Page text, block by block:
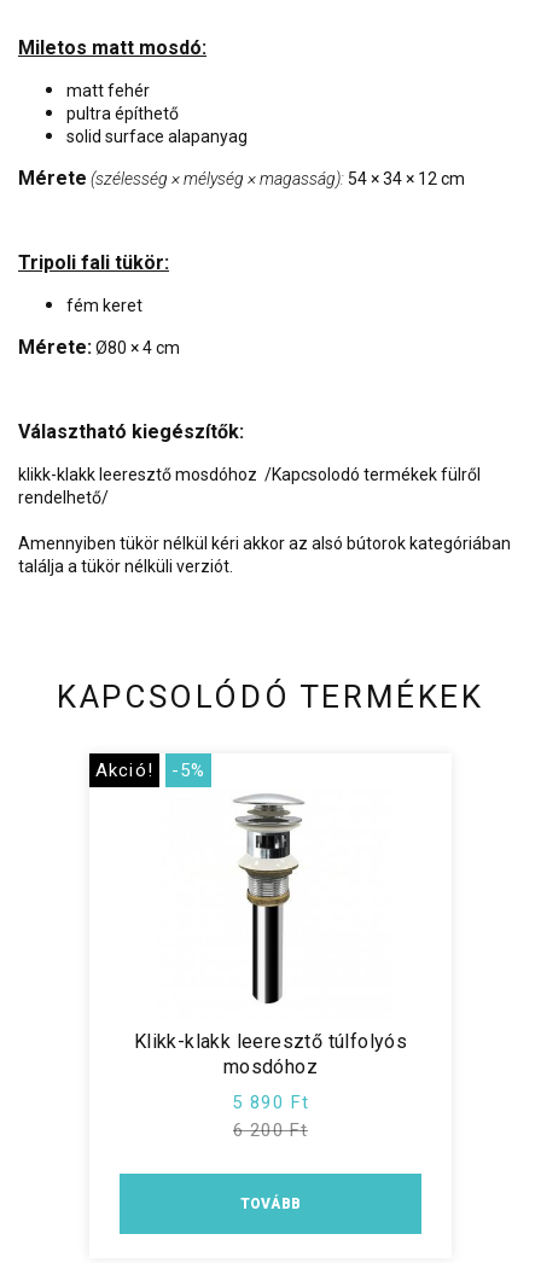
Miletos matt mosdó:
matt fehér
pultra építhető
solid surface alapanyag
Mérete (szélesség × mélység × magasság): 54 × 34 × 12 cm
Tripoli fali tükör:
fém keret
Mérete:Ø80 × 4 cm
Választható kiegészítők:
klikk-klakk leeresztő mosdóhoz /Kapcsolodó termékek fülről
rendelhető/
Amennyiben tükör nélkül kéri akkor az alsó bútorok kategóriában
találja a tükör nélküli verziót.
KAPCSOLÓDÓ TERMÉKEK
Akció! -5%
Klikk-klakk leeresztő túlfolyós
mosdóhoz
5 890 Ft
6 200 Ft
TOVÁBB